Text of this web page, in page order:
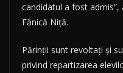
candidatul a fost
Fănică Niţă.
Părinţii sunt revoltaţi şi
privind repartizarea